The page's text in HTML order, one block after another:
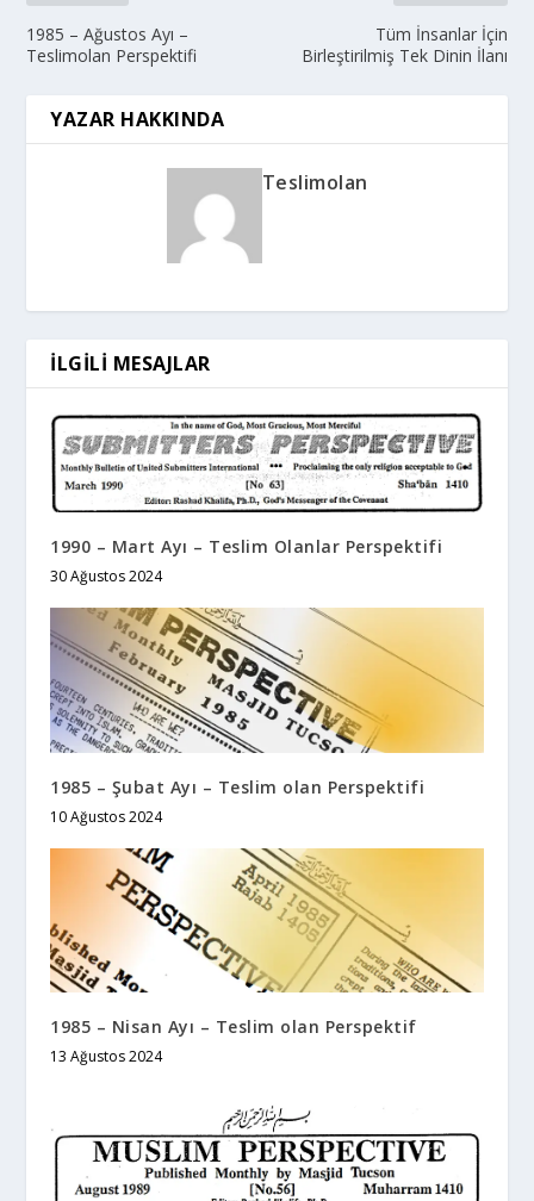
1985 – Ağustos Ayı –
Teslimolan Perspektifi
Tüm İnsanlar İçin
Birleştirilmiş Tek Dinin İlanı
YAZAR HAKKINDA
Teslimolan
İLGILI MESAJLAR
1990 – Mart Ayı – Teslim Olanlar Perspektifi
30 Ağustos 2024
1985 – Şubat Ayı – Teslim olan Perspektifi
10 Ağustos 2024
1985 – Nisan Ayı – Teslim olan Perspektif
13 Ağustos 2024